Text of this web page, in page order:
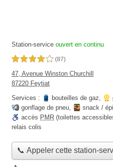
Station-service ouvert en continu
4,0 étoiles sur 5 (87)
47, Avenue Winston Churchill
87220 Feytiat
Services :
bouteilles de gaz,
gonflage de pneu, snack /
accès PMR (toilettes
relais colis
📞 Appeler cette station-